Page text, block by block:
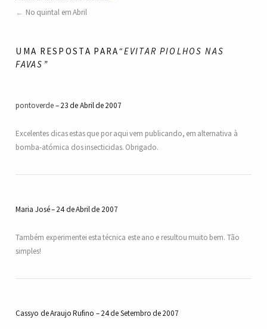
No quintal em Abril
UMA RESPOSTA PARA“EVITAR PIOLHOS NAS
FAVAS”
pontoverde 23 de Abril de 2007
Excelentes dicas estas que por aqui vem publicando, em alternativa à
bomba-atómica dos insecticidas. Obrigado.
Maria José 24 de Abril de 2007
Também experimentei esta técnica este ano e resultou muito bem. Tão
simples!
Cassyo de Araujo Rufino 24 de Setembro de 2007